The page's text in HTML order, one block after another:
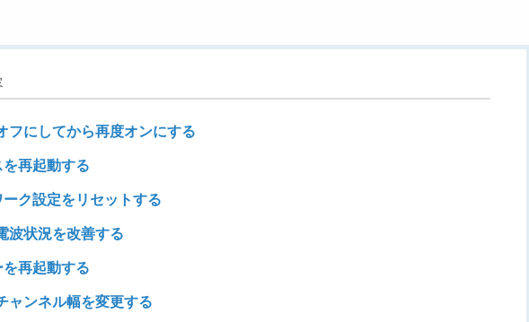
フにしてから再度オンにする
再起動する
ク設定をリセットする
波状況を改善する
再起動する
ャンネル幅を変更する